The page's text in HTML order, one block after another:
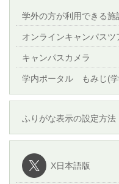
学外の方が利用できる施
オンラインキャンパスツ
キャンパスカメラ
学内ポータル もみじ(
ふりがな表示の設定方法
X日本語版